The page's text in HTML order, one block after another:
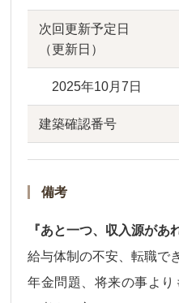
次回更新予定日
（更新日）
2025年10月7日
建築確認番号
備考
『あと一つ、収入源があ
給与体制の不安、転職で
年金問題、将来の事よ